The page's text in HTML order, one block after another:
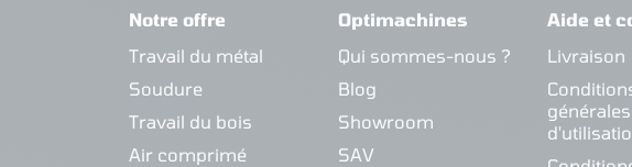
Notre offre
Travail du métal
Soudure
Travail du bois
Air comprimé
Optimachines
Qui sommes-nous ?
Blog
Showroom
SAV
Aide et
Livraison
générales